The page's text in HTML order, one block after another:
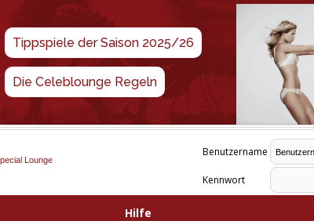
Tippspiele der Saison 2025/26
Die Celeblounge Regeln
Lounge
Benutzername
Kennwort
Hilfe